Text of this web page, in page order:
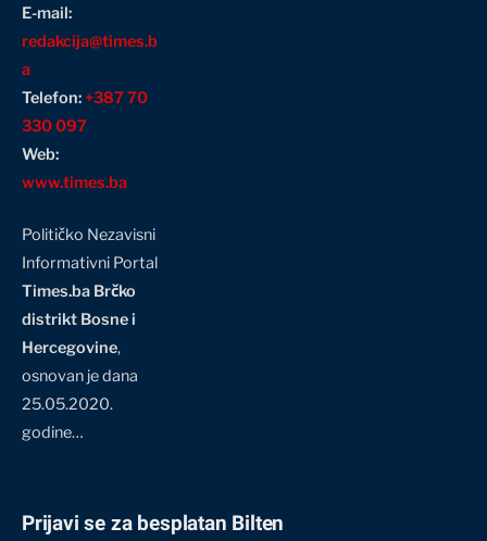
E-mail:
redakcija@times.b
a
Telefon:+387 70
330 097
Web:
www.times.ba
Političko Nezavisni
Informativni Portal
Times.ba Brčko
distrikt Bosne i
Hercegovine,
osnovan je dana
25.05.2020.
godine…
Prijavi se za besplatan Bilten